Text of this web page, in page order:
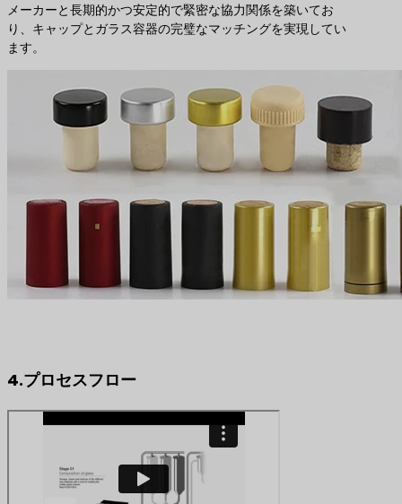
メーカーと長期的かつ安定的で緊密な協力関係を築いてお
り、キャップとガラス容器の完璧なマッチングを実現してい
ます。
4.プロセスフロー